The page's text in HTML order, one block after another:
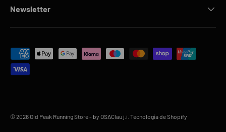
Newsletter
Formas de pago aceptadas
© 2026 Old Peak Running Store- by OSAClau j.i. Tecnología de Shopify